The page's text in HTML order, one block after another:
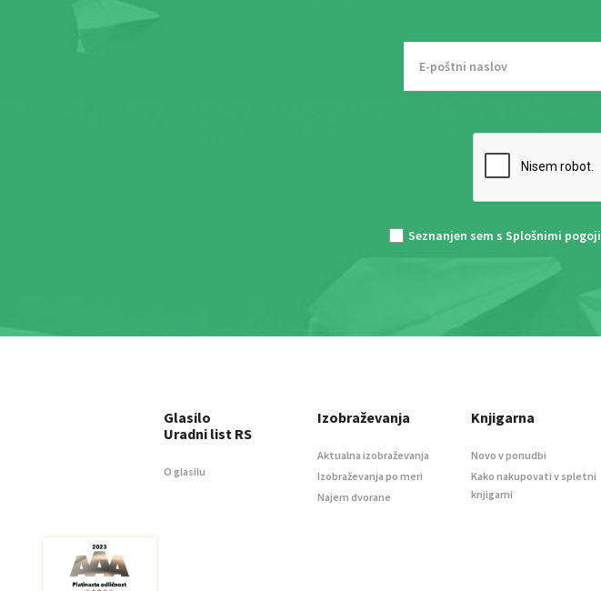
Seznanjen sem s Splošnimi pogoji
Glasilo
Uradni list RS
O glasilu
Izobraževanja
Aktualna izobraževanja
Izobraževanja po meri
Najem dvorane
Knjigarna
Novo v ponudbi
Kako nakupovati v spletni
knjigarni